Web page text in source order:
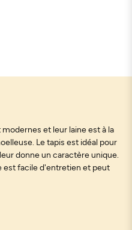
et leur laine est à la
Le tapis est idéal pour
donne un caractère unique.
est facile d'entretien et peut